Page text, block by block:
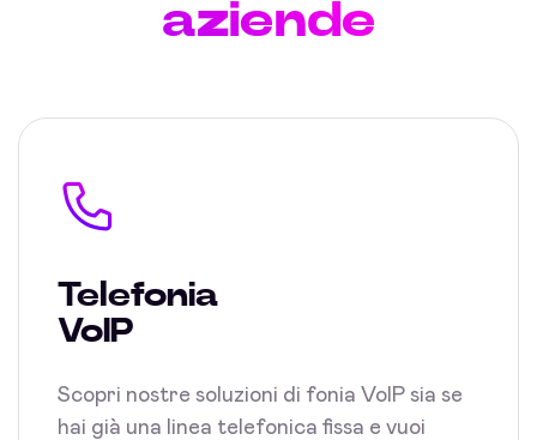
aziende
Telefonia
VoIP
Scopri nostre soluzioni di fonia VoIP sia se
hai già una linea telefonica fissa e vuoi